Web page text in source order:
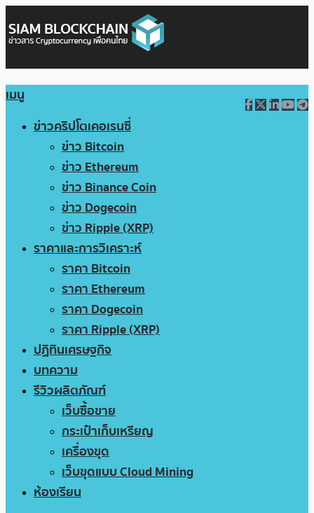
เมนู
ข่าวคริปโตเคอเรนซี่
ข่าว Bitcoin
ข่าว Ethereum
ข่าว Binance Coin
ข่าว Dogecoin
ข่าว Ripple (XRP)
ราคาและการวิเคราะห์
ราคา Bitcoin
ราคา Ethereum
ราคา Dogecoin
ราคา Ripple (XRP)
ปฏิทินเศรษฐกิจ
บทความ
รีวิวผลิตภัณฑ์
เว็บซื้อขาย
กระเป๋าเก็บเหรียญ
เครื่องขุด
เว็บขุดแบบ Cloud Mining
ห้องเรียน